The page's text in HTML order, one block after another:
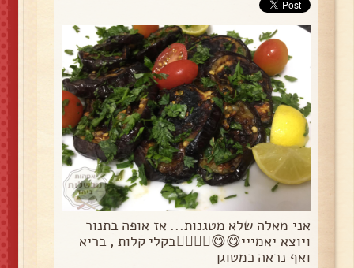
אני מאלה שלא מטגנות... אז אופה בתנור
ויוצא יאמייי😋😋👍🏼👌🏻בקלי קלות , בריא
ואף נראה כמטוגן